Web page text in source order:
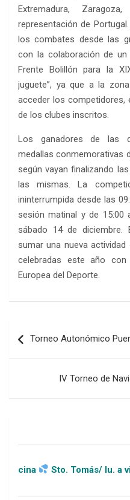
Extremadura,
representación de
los combates desde las
con la colaboración de
Frente Bolillón para la
juguete”, ya que a la
acceder los competidores,
de los clubes inscritos.
Los ganadores de las
medallas conmemorativas
según vayan finalizando
las mismas. La
ininterrumpida desde las
sesión matinal y de 15:00
sábado 14 de diciembre.
sumar una nueva
celebradas este año
Europea del Deporte.
de
Torneo Autonómico
IV Torneo de
Sto. Tomás/ lu. a vi. (13-